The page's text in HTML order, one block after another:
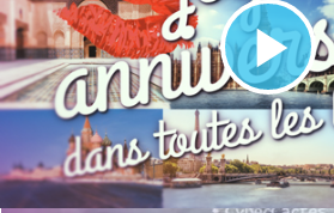
la